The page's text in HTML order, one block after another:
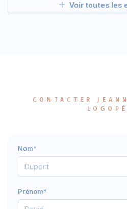
Voir toutes les
CONTACTER
Nom*
Prénom*